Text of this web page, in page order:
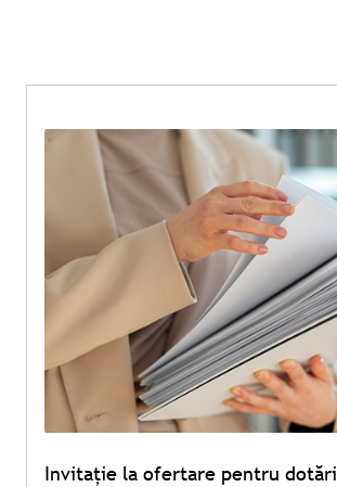
Invitație la ofertare pentru dotări